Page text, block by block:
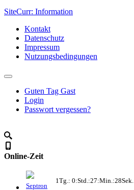
SiteCurr: Information
Kontakt
Datenschutz
Impressum
Nutzungsbedingungen
Guten Tag Gast
Login
Passwort vergessen?
Online-Zeit
Septron
1Tg.: 0:Std.:27:Min.:28Sek.